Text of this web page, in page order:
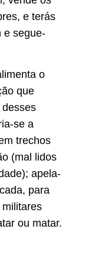
e terás
e segue-
o
que
se a
trechos
(mal lidos
apela-
para
ou matar.